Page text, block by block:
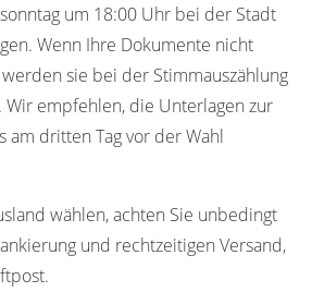
um 18:00 Uhr bei der Stadt
Wenn Ihre Dokumente nicht
sie bei der Stimmauszählung
empfehlen, die Unterlagen zur
am dritten Tag vor der Wahl
wählen, achten Sie unbedingt
und rechtzeitigen Versand,